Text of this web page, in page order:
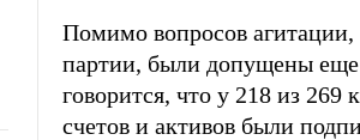
Помимо вопросов
партии, были допущены еще
говорится, что у 218 из 269
счетов и активов были